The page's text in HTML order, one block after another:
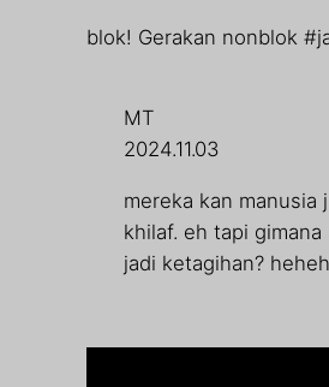
blok! Gerakan nonblok
MT
2024.11.03
mereka kan manusia
khilaf. eh tapi
jadi ketagihan?